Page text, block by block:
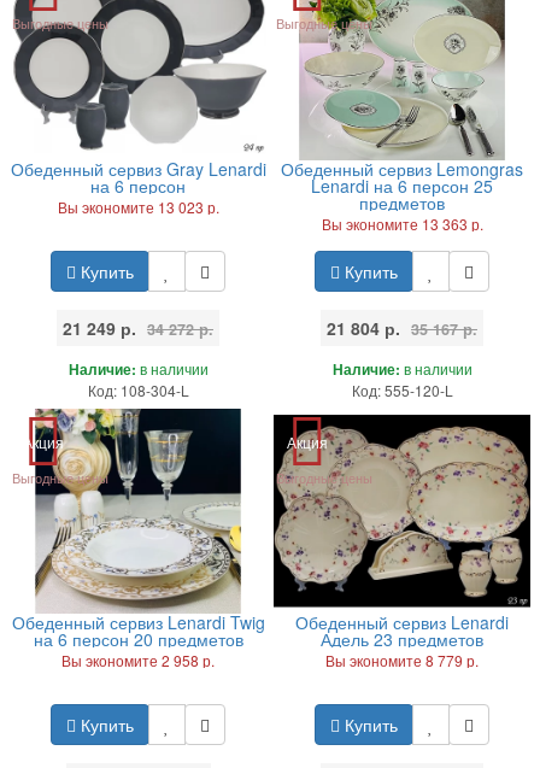
Выгодные цены
Обеденный сервиз Gray Lenardi
на 6 персон
Вы экономите 13 023 р.
Купить
21 249 р. 34 272 р.
Наличие: в наличии
Код: 108-304-L
Выгодные цены
Обеденный сервиз Lemongras
Lenardi на 6 персон 25
предметов
Вы экономите 13 363 р.
Купить
21 804 р. 35 167 р.
Наличие: в наличии
Код: 555-120-L
Акция
Выгодные цены
Обеденный сервиз Lenardi Twig
на 6 персон 20 предметов
Вы экономите 2 958 р.
Купить
Акция
Выгодные цены
Обеденный сервиз Lenardi
Адель 23 предметов
Вы экономите 8 779 р.
Купить